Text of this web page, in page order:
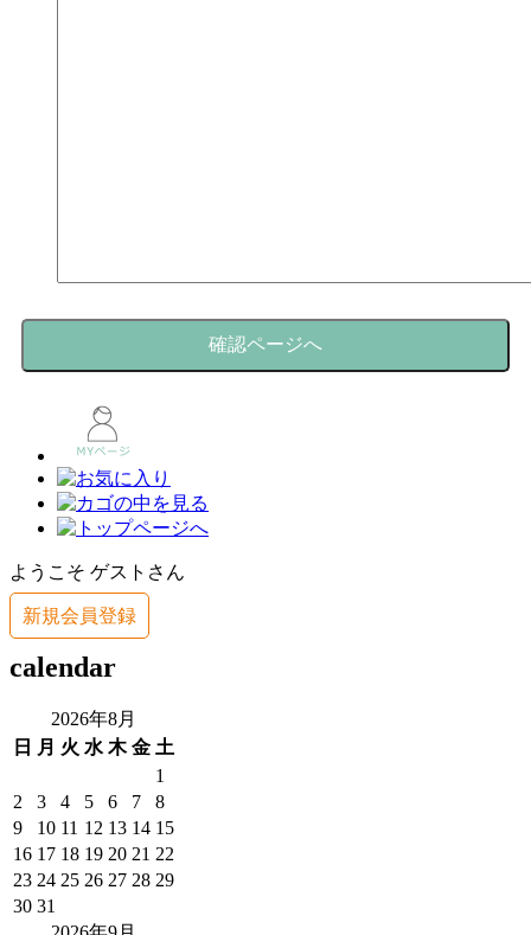
ようこそ ゲストさん
新規会員登録
calendar
2026年8月
日
月 火 水 木 金 土
1
2
3 4 5 6 7
8
9
10 11 12 13 14 15
16 17 18 19 20 21 22
23 24 25 26 27 28 29
30 31